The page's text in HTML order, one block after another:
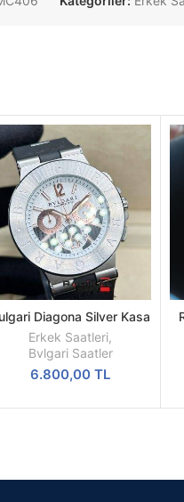
SEPETE
EKLE
Diagona Silver Kasa
Çelik Besel Replika Erkek
Kol Saati
Erkek Saatleri,
Bvlgari Saatler
6.800,00TL